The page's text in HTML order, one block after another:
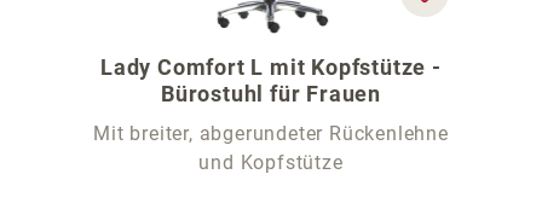
Lady Comfort L mit Kopfstütze -
Bürostuhl für Frauen
Mit breiter, abgerundeter Rückenlehne
und Kopfstütze